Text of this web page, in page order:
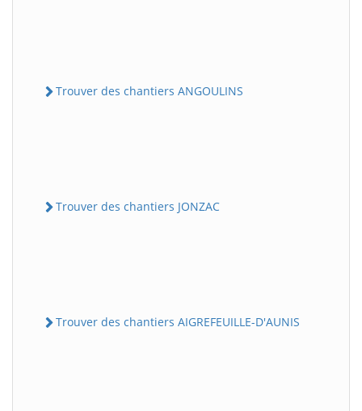
Trouver des chantiers ANGOULINS
Trouver des chantiers JONZAC
Trouver des chantiers AIGREFEUILLE-D'AUNIS